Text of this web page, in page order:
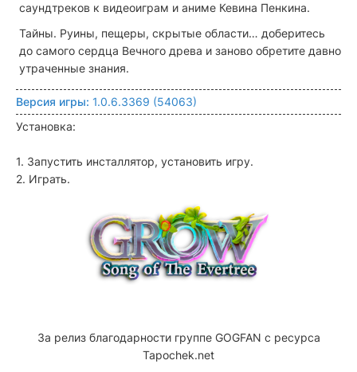
саундтреков к видеоиграм и аниме Кевина Пенкина.
Тайны. Руины, пещеры, скрытые области… доберитесь
до самого сердца Вечного древа и заново обретите давно
утраченные знания.
Версия игры: 1.0.6.3369 (54063)
Установка:
1. Запустить инсталлятор, установить игру.
2. Играть.
За релиз благодарности группе GOGFAN с ресурса
Tapochek.net